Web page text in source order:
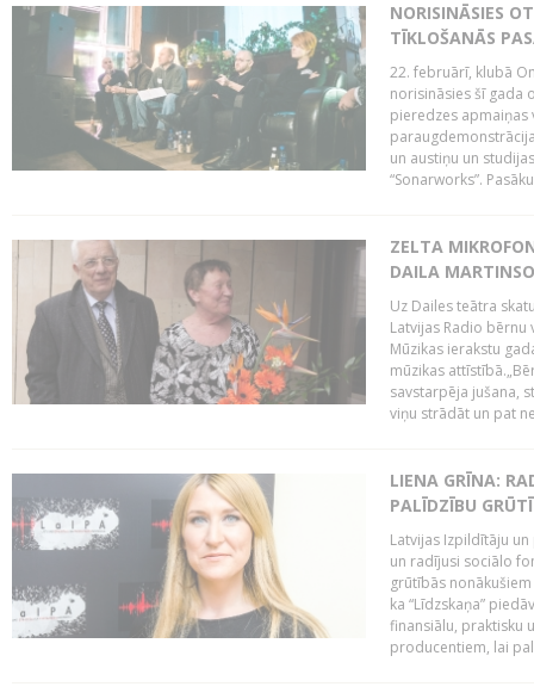
NORISINĀSIES
TĪKLOŠANĀS
22. februārī, klubā
norisināsies šī gada
pieredzes apmaiņas
un austiņu un
“Sonarworks”.
ZELTA
DAILA
Uz Dailes teātra
Latvijas Radio
Mūzikas ierakstu
mūzikas
savstarpēja jušana,
viņu strādāt un pat
LIENA GRĪNA:
PALĪDZĪBU
Latvijas Izpildītāju
un radījusi sociālo
grūtībās
ka “Līdzskaņa”
finansiālu, praktisku
producentiem, lai